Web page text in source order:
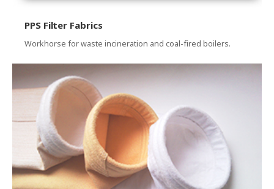
PPS Filter Fabrics
Workhorse for waste incineration and coal-fired boilers.